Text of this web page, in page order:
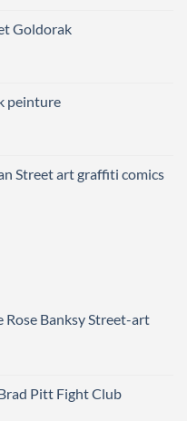
Goldorak
peinture
Street art graffiti comics
Rose Banksy Street-art
Pitt Fight Club